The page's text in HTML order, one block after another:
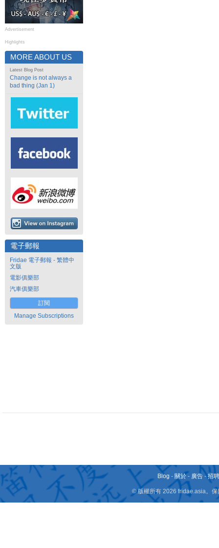
Advertisement
Highlights
MORE ABOUT US
Latest Blog Post
Change is not always a
bad thing (Jan 1)
電子郵報
Fridae 電子郵報 - 繁體中
文版
電影俱樂部
汽車俱樂部
訂閱
Manage Subscriptions
Blog - 關於 - 廣告 -招
© 版權所有 2026 fridae.asia。